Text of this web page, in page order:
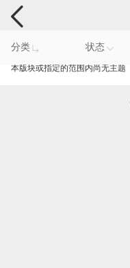
电脑反馈
分类 状态
本版块或指定的范围内尚无主题